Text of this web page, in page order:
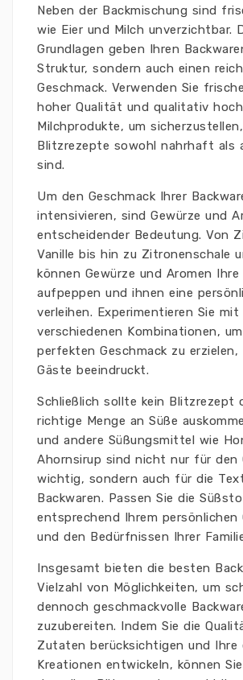
Neben der Backmischung sind
wie Eier und Milch unverzichtbar.
Grundlagen geben Ihren
Struktur, sondern auch einen
Geschmack. Verwenden Sie
hoher Qualität und qualitativ
Milchprodukte, um
Blitzrezepte sowohl nahrhaft als
sind.
Um den Geschmack Ihrer
intensivieren, sind Gewürze und
entscheidender Bedeutung. Von
Vanille bis hin zu Zitronenschale
können Gewürze und Aromen Ihre
aufpeppen und ihnen eine
verleihen. Experimentieren Sie mit
verschiedenen Kombinationen,
perfekten Geschmack zu erzielen,
Gäste beeindruckt.
Schließlich sollte kein Blitzrezept
richtige Menge an Süße
und andere Süßungsmittel wie
Ahornsirup sind nicht nur für den
wichtig, sondern auch für die
Backwaren. Passen Sie die
entsprechend Ihrem persönlichen
und den Bedürfnissen Ihrer
Insgesamt bieten die besten
Vielzahl von Möglichkeiten, um
dennoch geschmackvolle
zuzubereiten. Indem Sie die
Zutaten berücksichtigen und Ihre
Kreationen entwickeln, können